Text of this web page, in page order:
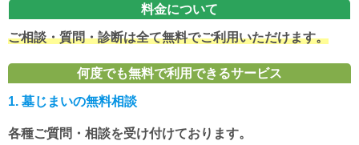
料金について
ご相談・質問・診断は全て無料でご利用いただけます。
何度でも無料で利用できるサービス
1. 墓じまいの無料相談
各種ご質問・相談を受け付けております。